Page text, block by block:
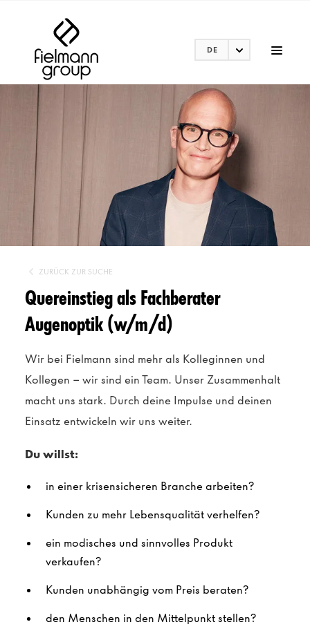
DE
ZURÜCK ZUR SUCHE
Quereinstieg als Fachberater
Augenoptik (w/m/d)
Wir bei Fielmann sind mehr als Kolleginnen und
Kollegen – wir sind ein Team. Unser Zusammenhalt
macht uns stark. Durch deine Impulse und deinen
Einsatz entwickeln wir uns weiter.
Du willst:
in einer krisensicheren Branche arbeiten?
Kunden zu mehr Lebensqualität verhelfen?
ein modisches und sinnvolles Produkt
verkaufen?
Kunden unabhängig vom Preis beraten?
den Menschen in den Mittelpunkt stellen?